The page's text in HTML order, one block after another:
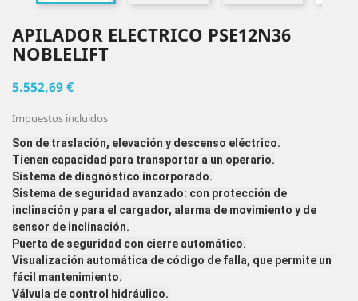
APILADOR ELECTRICO PSE12N36
NOBLELIFT
5.552,69 €
Impuestos incluidos
Son de traslación, elevación y descenso eléctrico.
Tienen capacidad para transportar a un operario.
Sistema de diagnóstico incorporado.
Sistema de seguridad avanzado: con protección de
inclinación y para el cargador, alarma de movimiento y de
sensor de inclinación.
Puerta de seguridad con cierre automático.
Visualización automática de código de falla, que permite un
fácil mantenimiento.
Válvula de control hidráulico.